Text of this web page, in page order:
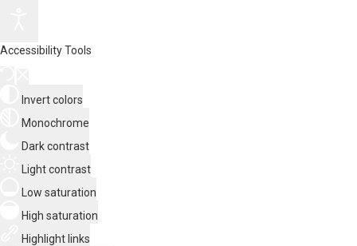
Accessibility Tools
Invert colors
Monochrome
Dark contrast
Light contrast
Low saturation
High saturation
Highlight links